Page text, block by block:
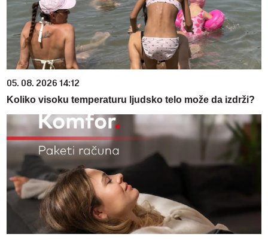
05. 08. 2026 14:12
Koliko visoku temperaturu ljudsko telo može da izdrži?